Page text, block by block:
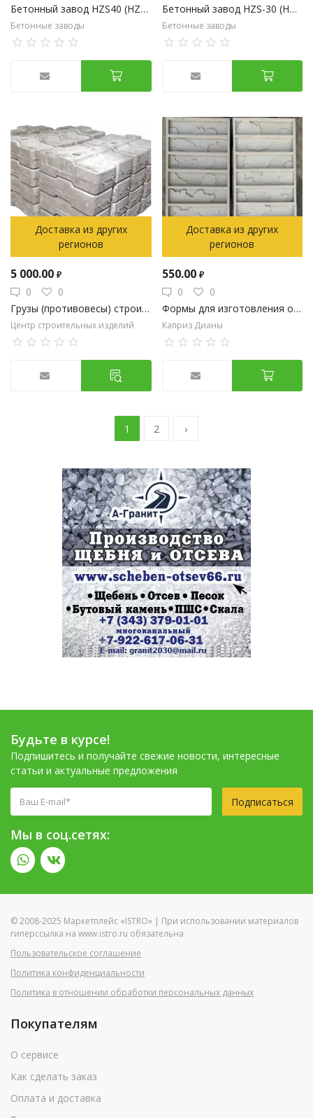
Бетонный завод HZS40 (HZS45, HZS35)
Бетонные заводы
Бетонный завод HZS-30 (HZS-25)
Бетонные заводы
Доставка из других
регионов
5 000.00 ₽
0
0
Грузы (противовесы) строительные для фасадных подъемников
Центр строительных изделий
Доставка из других
регионов
550.00 ₽
0
0
Формы для изготовления облицовочного камня.
Каприз Дианы
1 2 ›
Будьте в курсе!
Подпишитесь и получайте свежие новости, интересные
статьи и актуальные предложения
Подписаться
Мы в соц.сетях:
© 2008-2025 Маркетплейс «ISTRO» | При использовании материалов
гиперссылка на www.istro.ru обязательна
Пользовательское соглашение
Политика конфиденциальности
Политика в отношении обработки персональных данных
Покупателям
О сервисе
Как сделать заказ
Оплата и доставка